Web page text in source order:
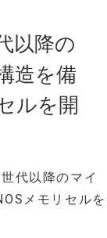
以降の
造を備
ルを開
代以降のマイ
メモリセルを